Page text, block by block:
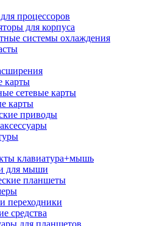
процессоров
для корпуса
системы охлаждения
карты
сетевые карты
карты
приводы
клавиатура+мышь
для мыши
планшеты
переходники
средства
для планшетов